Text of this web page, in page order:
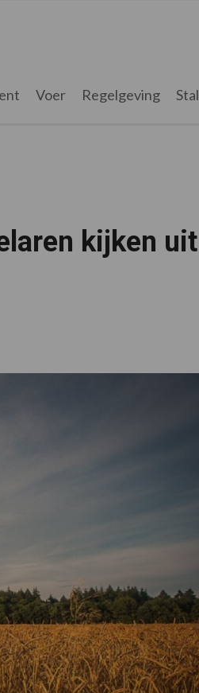
Voer Regelgeving Stal
kijken uit